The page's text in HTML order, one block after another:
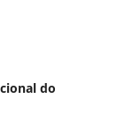
do